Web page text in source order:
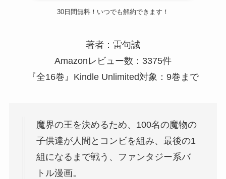
30日間無料！いつでも解約できます！
著者：雷句誠
Amazonレビュー数：3375件
『全16巻』Kindle Unlimited対象：9巻まで
魔界の王を決めるため、100名の魔物の
子供達が人間とコンビを組み、最後の1
組になるまで戦う、ファンタジー系バ
トル漫画。